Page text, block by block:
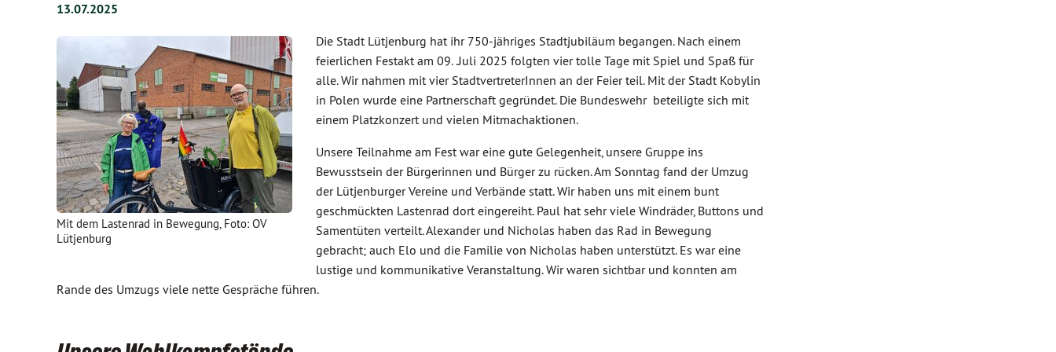
13.07.2025
Mit dem Lastenrad in Bewegung, Foto: OV
Lütjenburg
Die Stadt Lütjenburg hat ihr 750-jähriges Stadtjubiläum begangen. Nach einem
feierlichen Festakt am 09. .Juli 2025 folgten vier tolle Tage mit Spiel und Spaß für
alle. Wir nahmen mit vier StadtvertreterInnen an der Feier teil. Mit der Stadt Kobylin
in Polen wurde eine Partnerschaft gegründet. Die Bundeswehr beteiligte sich mit
einem Platzkonzert und vielen Mitmachaktionen.
Unsere Teilnahme am Fest war eine gute Gelegenheit, unsere Gruppe ins
Bewusstsein der Bürgerinnen und Bürger zu rücken. Am Sonntag fand der Umzug
der Lütjenburger Vereine und Verbände statt. Wir haben uns mit einem bunt
geschmückten Lastenrad dort eingereiht. Paul hat sehr viele Windräder, Buttons und
Samentüten verteilt. Alexander und Nicholas haben das Rad in Bewegung
gebracht; auch Elo und die Familie von Nicholas haben unterstützt. Es war eine
lustige und kommunikative Veranstaltung. Wir waren sichtbar und konnten am
Rande des Umzugs viele nette Gespräche führen.